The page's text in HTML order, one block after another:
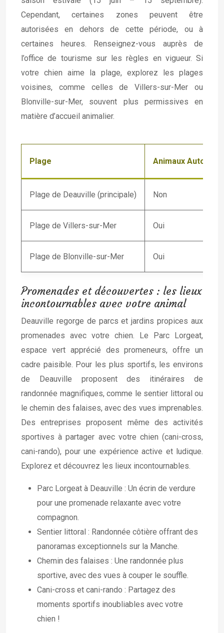
Cependant, certaines zones peuvent être
autorisées en dehors de cette période, ou à
certaines heures. Renseignez-vous auprès de
l’office de tourisme sur les règles en vigueur. Si
votre chien aime la plage, explorez les plages
voisines, comme celles de Villers-sur-Mer ou
Blonville-sur-Mer, souvent plus permissives en
matière d’accueil animalier.
Plage Animaux Autorisés
Plage de Deauville (principale) Non
Plage de Villers-sur-Mer Oui
Plage de Blonville-sur-Mer Oui
Promenades et découvertes : les lieux
incontournables avec votre animal
Deauville regorge de parcs et jardins propices aux
promenades avec votre chien. Le Parc Lorgeat,
espace vert apprécié des promeneurs, offre un
cadre paisible. Pour les plus sportifs, les environs
de Deauville proposent des itinéraires de
randonnée magnifiques, comme le sentier littoral ou
le chemin des falaises, avec des vues imprenables.
Des entreprises proposent même des activités
sportives à partager avec votre chien (cani-cross,
cani-rando), pour une expérience active et ludique.
Explorez et découvrez les lieux incontournables.
Parc Lorgeat à Deauville : Un écrin de verdure
pour une promenade relaxante avec votre
compagnon.
Sentier littoral : Randonnée côtière offrant des
panoramas exceptionnels sur la Manche.
Chemin des falaises : Une randonnée plus
sportive, avec des vues à couper le souffle.
Cani-cross et cani-rando : Partagez des
moments sportifs inoubliables avec votre
chien !